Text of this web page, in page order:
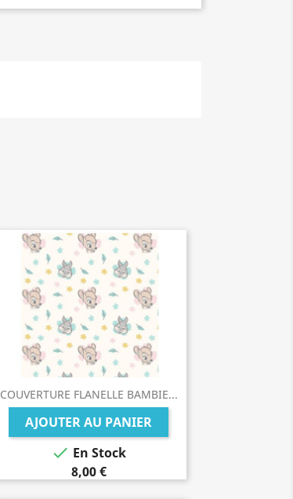
COUVERTURE FLANELLE BAMBIE...
AJOUTER AU PANIER
 En Stock
8,00 €